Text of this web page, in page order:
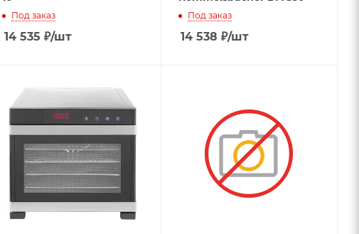
Под заказ
14 535 ₽/шт
Под заказ
14 538 ₽/шт